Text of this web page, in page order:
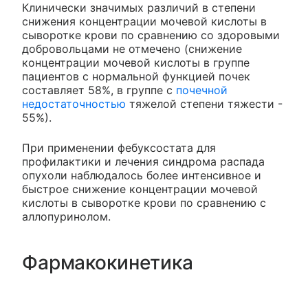
Клинически значимых различий в степени
снижения концентрации мочевой кислоты в
сыворотке крови по сравнению со здоровыми
добровольцами не отмечено (снижение
концентрации мочевой кислоты в группе
пациентов с нормальной функцией почек
составляет 58%, в группе с почечной
недостаточностью тяжелой степени тяжести -
55%).
При применении фебуксостата для
профилактики и лечения синдрома распада
опухоли наблюдалось более интенсивное и
быстрое снижение концентрации мочевой
кислоты в сыворотке крови по сравнению с
аллопуринолом.
Фармакокинетика